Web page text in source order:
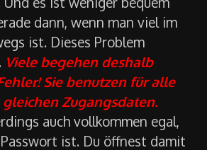
Und es ist weniger bequem
dann, wenn man viel im
ist. Dieses Problem
Viele begehen deshalb
Sie benutzen für alle
Zugangsdaten.
auch vollkommen egal,